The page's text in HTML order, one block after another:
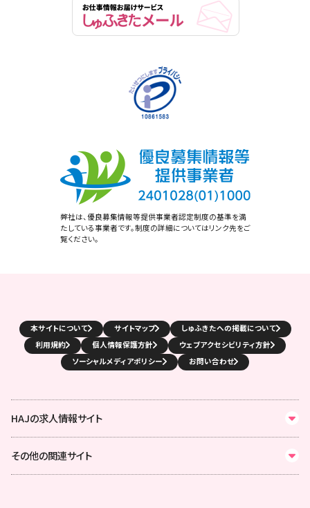
弊社は、優良募集情報等提供事業者認定制度の基準を満
たしている事業者です。制度の詳細についてはリンク先をご
覧ください。
本サイトについて サイトマップ
しゅふきたへの掲載について
利用規約
個人情報保護方針
ウェブアクセシビリティ方針
ソーシャルメディアポリシー
お問い合わせ
HAJの求人情報サイト
その他の関連サイト